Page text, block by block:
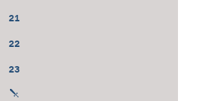
21
22
23